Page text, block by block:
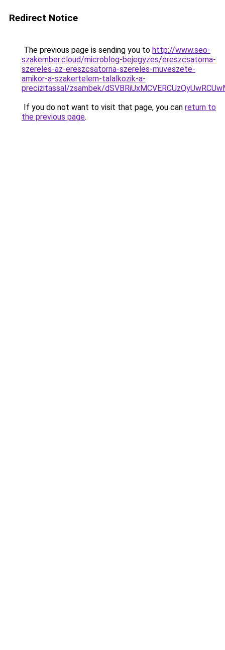
Redirect Notice
The previous page is sending you to http://www.seo-
szakember.cloud/microblog-bejegyzes/ereszcsatorna-
szereles-az-ereszcsatorna-szereles-muveszete-
amikor-a-szakertelem-talalkozik-a-
precizitassal/zsambek/
If you do not want to visit that page, you can return to
the previous page.